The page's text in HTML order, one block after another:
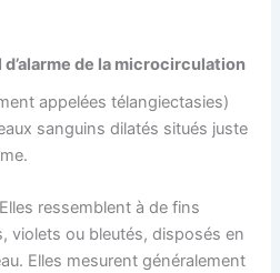
de la microcirculation
appelées télangiectasies)
sanguins dilatés situés juste
Elles ressemblent à de fins
violets ou bleutés, disposés en
Elles mesurent généralement